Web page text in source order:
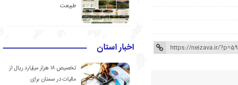
طبیعت
اخبار استان
تخصیص ۱۸ هزار میلیارد ریال از
مالیات در سمنان برای